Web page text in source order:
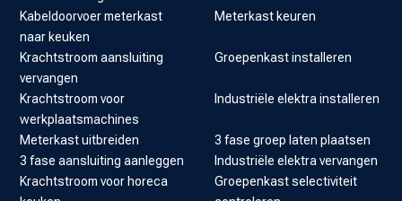
Kabeldoorvoer meterkast
naar keuken
Meterkast keuren
Krachtstroom aansluiting
vervangen
Groepenkast installeren
Krachtstroom voor
werkplaatsmachines
Industriële elektra installeren
Meterkast uitbreiden
3 fase groep laten plaatsen
3 fase aansluiting aanleggen
Industriële elektra vervangen
Krachtstroom voor horeca
Groepenkast selectiviteit